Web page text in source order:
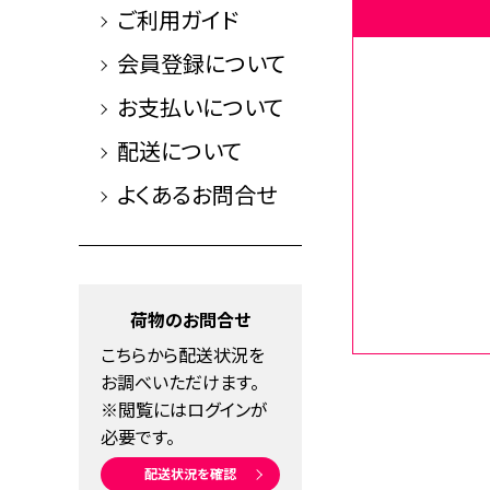
ご利用ガイド
会員登録について
お支払いについて
配送について
よくあるお問合せ
荷物のお問合せ
こちらから配送状況を
お調べいただけます。
※閲覧にはログインが
必要です。
配送状況を確認